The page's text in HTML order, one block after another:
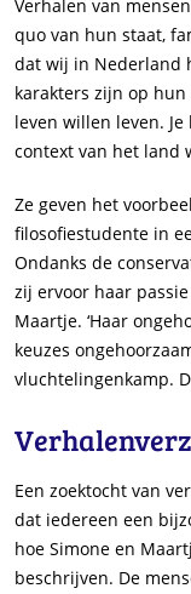
Verhalen van
quo van hun staat,
dat wij in Nederland
karakters zijn op
leven willen leven.
context van het land
Ze geven het
filosofiestudente in
Ondanks de
zij ervoor haar
Maartje. ‘Haar
keuzes
vluchtelingenkamp.
Een zoektocht van
dat iedereen een
hoe Simone en
beschrijven. De